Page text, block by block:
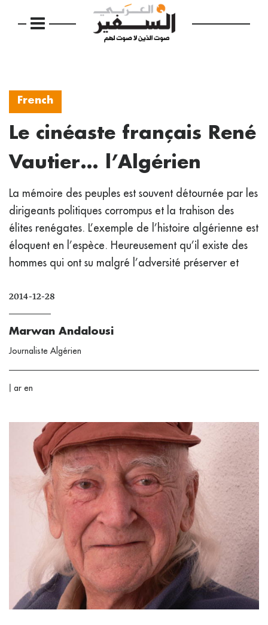
French
Le cinéaste français René
Vautier… l’Algérien
La mémoire des peuples est souvent détournée par les
dirigeants politiques corrompus et la trahison des
élites renégates. L’exemple de l’histoire algérienne est
éloquent en l’espèce. Heureusement qu’il existe des
hommes qui ont su malgré l’adversité préserver et
2014-12-28
Marwan Andalousi
Journaliste Algérien
| ar en